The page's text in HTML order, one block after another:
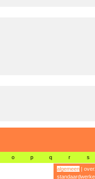
o p q r s
algemeen|